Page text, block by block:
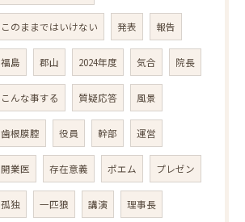
このままではいけない 発表 報告
福島 郡山 2024年度 気合 院長
こんな事する 質疑応答 風景
歯根膜腔 役員 幹部 運営
開業医 存在意義 ポエム プレゼン
孤独 一匹狼 講演 理事長